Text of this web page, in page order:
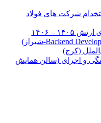
شرکت های فولاد
– ۱۴۰۶
(کرج)
و اجرای (سالن همایش